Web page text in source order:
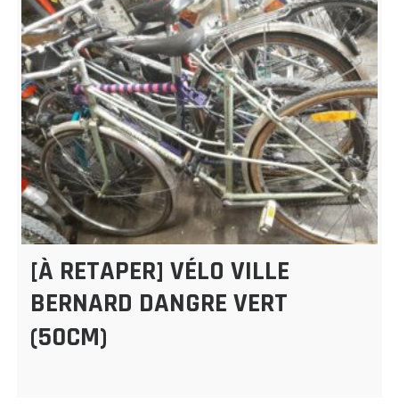
[À RETAPER] VÉLO VILLE
BERNARD DANGRE VERT
(50CM)